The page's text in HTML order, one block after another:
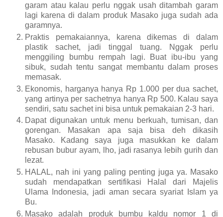
garam atau kalau perlu nggak usah ditambah garam
lagi karena di dalam produk Masako juga sudah ada
garamnya.
Praktis pemakaiannya, karena dikemas di dalam
plastik sachet, jadi tinggal tuang. Nggak perlu
menggiling bumbu rempah lagi. Buat ibu-ibu yang
sibuk, sudah tentu sangat membantu dalam proses
memasak.
Ekonomis, harganya hanya Rp 1.000 per dua sachet,
yang artinya per sachetnya hanya Rp 500. Kalau saya
sendiri, satu sachet ini bisa untuk pemakaian 2-3 hari.
Dapat digunakan untuk menu berkuah, tumisan, dan
gorengan. Masakan apa saja bisa deh dikasih
Masako. Kadang saya juga masukkan ke dalam
rebusan bubur ayam, lho, jadi rasanya lebih gurih dan
lezat.
HALAL, nah ini yang paling penting juga ya. Masako
sudah mendapatkan sertifikasi Halal dari Majelis
Ulama Indonesia, jadi aman secara syariat Islam ya
Bu.
Masako adalah produk bumbu kaldu nomor 1 di